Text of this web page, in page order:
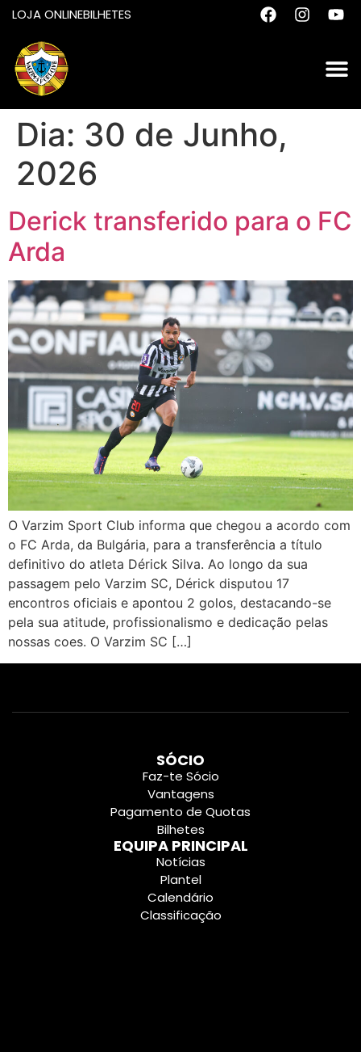
LOJA ONLINEBILHETES
Dia: 30 de Junho,
2026
Derick transferido para o FC
Arda
O Varzim Sport Club informa que chegou a acordo com
o FC Arda, da Bulgária, para a transferência a título
definitivo do atleta Dérick Silva. Ao longo da sua
passagem pelo Varzim SC, Dérick disputou 17
encontros oficiais e apontou 2 golos, destacando-se
pela sua atitude, profissionalismo e dedicação pelas
nossas coes. O Varzim SC […]
SÓCIO
Faz-te Sócio
Vantagens
Pagamento de Quotas
Bilhetes
EQUIPA PRINCIPAL
Notícias
Plantel
Calendário
Classificação